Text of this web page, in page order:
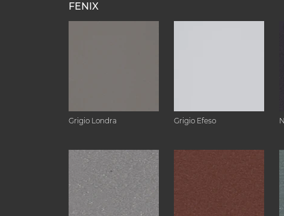
FENIX
Grigio Londra Grigio Efeso